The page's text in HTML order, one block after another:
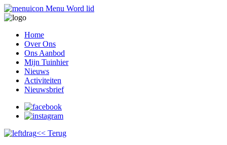
Menu Word lid
Home
Over Ons
Ons Aanbod
Mijn Tuinhier
Nieuws
Activiteiten
Nieuwsbrief
<< Terug